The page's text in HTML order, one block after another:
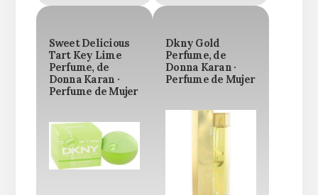
Sweet Delicious
Tart Key Lime
Perfume, de
Donna Karan ·
Perfume de Mujer
Dkny Gold
Perfume, de
Donna Karan ·
Perfume de Mujer